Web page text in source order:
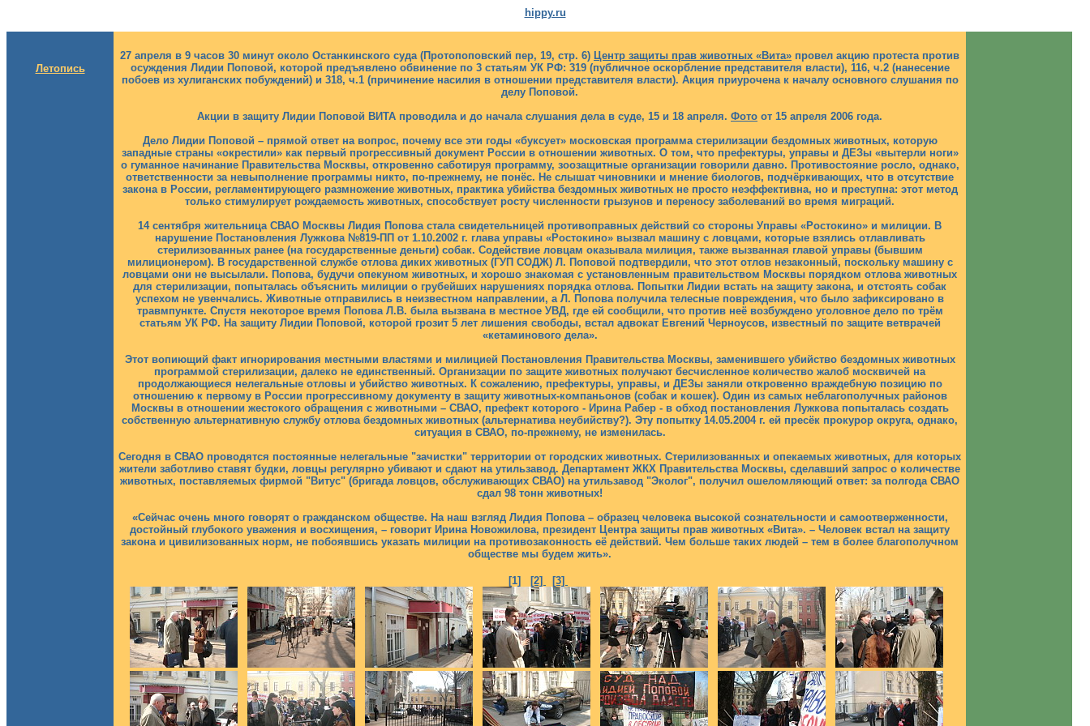
hippy.ru
Летопись
27 апреля в 9 часов 30 минут около Останкинского суда (Протопоповский пер, 19, стр. 6) Центр защиты прав животных «Вита» провел акцию протеста против
осуждения Лидии Поповой, которой предъявлено обвинение по 3 статьям УК РФ: 319 (публичное оскорбление представителя власти), 116, ч.2 (нанесение
побоев из хулиганских побуждений) и 318, ч.1 (причинение насилия в отношении представителя власти). Акция приурочена к началу основного слушания по
делу Поповой.
Акции в защиту Лидии Поповой ВИТА проводила и до начала слушания дела в суде, 15 и 18 апреля. Фото от 15 апреля 2006 года.
Дело Лидии Поповой – прямой ответ на вопрос, почему все эти годы «буксует» московская программа стерилизации бездомных животных, которую
западные страны «окрестили» как первый прогрессивный документ России в отношении животных. О том, что префектуры, управы и ДЕЗы «вытерли ноги»
о гуманное начинание Правительства Москвы, откровенно саботируя программу, зоозащитные организации говорили давно. Противостояние росло, однако,
ответственности за невыполнение программы никто, по-прежнему, не понёс. Не слышат чиновники и мнение биологов, подчёркивающих, что в отсутствие
закона в России, регламентирующего размножение животных, практика убийства бездомных животных не просто неэффективна, но и преступна: этот метод
только стимулирует рождаемость животных, способствует росту численности грызунов и переносу заболеваний во время миграций.
14 сентября жительница СВАО Москвы Лидия Попова стала свидетельницей противоправных действий со стороны Управы «Ростокино» и милиции. В
нарушение Постановления Лужкова №819-ПП от 1.10.2002 г. глава управы «Ростокино» вызвал машину с ловцами, которые взялись отлавливать
стерилизованных ранее (на государственные деньги) собак. Содействие ловцам оказывала милиция, также вызванная главой управы (бывшим
милиционером). В государственной службе отлова диких животных (ГУП СОДЖ) Л. Поповой подтвердили, что этот отлов незаконный, поскольку машину с
ловцами они не высылали. Попова, будучи опекуном животных, и хорошо знакомая с установленным правительством Москвы порядком отлова животных
для стерилизации, попыталась объяснить милиции о грубейших нарушениях порядка отлова. Попытки Лидии встать на защиту закона, и отстоять собак
успехом не увенчались. Животные отправились в неизвестном направлении, а Л. Попова получила телесные повреждения, что было зафиксировано в
травмпункте. Спустя некоторое время Попова Л.В. была вызвана в местное УВД, где ей сообщили, что против неё возбуждено уголовное дело по трём
статьям УК РФ. На защиту Лидии Поповой, которой грозит 5 лет лишения свободы, встал адвокат Евгений Черноусов, известный по защите ветврачей
«кетаминового дела».
Этот вопиющий факт игнорирования местными властями и милицией Постановления Правительства Москвы, заменившего убийство бездомных животных
программой стерилизации, далеко не единственный. Организации по защите животных получают бесчисленное количество жалоб москвичей на
продолжающиеся нелегальные отловы и убийство животных. К сожалению, префектуры, управы, и ДЕЗы заняли откровенно враждебную позицию по
отношению к первому в России прогрессивному документу в защиту животных-компаньонов (собак и кошек). Один из самых неблагополучных районов
Москвы в отношении жестокого обращения с животными – СВАО, префект которого - Ирина Рабер - в обход постановления Лужкова попыталась создать
собственную альтернативную службу отлова бездомных животных (альтернатива неубийству?). Эту попытку 14.05.2004 г. ей пресёк прокурор округа, однако,
ситуация в СВАО, по-прежнему, не изменилась.
Сегодня в СВАО проводятся постоянные нелегальные "зачистки" территории от городских животных. Стерилизованных и опекаемых животных, для которых
жители заботливо ставят будки, ловцы регулярно убивают и сдают на утильзавод. Департамент ЖКХ Правительства Москвы, сделавший запрос о количестве
животных, поставляемых фирмой "Витус" (бригада ловцов, обслуживающих СВАО) на утильзавод "Эколог", получил ошеломляющий ответ: за полгода СВАО
сдал 98 тонн животных!
«Сейчас очень много говорят о гражданском обществе. На наш взгляд Лидия Попова – образец человека высокой сознательности и самоотверженности,
достойный глубокого уважения и восхищения, – говорит Ирина Новожилова, президент Центра защиты прав животных «Вита». – Человек встал на защиту
закона и цивилизованных норм, не побоявшись указать милиции на противозаконность её действий. Чем больше таких людей – тем в более благополучном
обществе мы будем жить».
[1] [2] [3]